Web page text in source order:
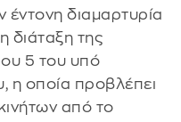
έντονη διαμαρτυρία
διάταξη της
5 του υπό
η οποία προβλέπει
από το